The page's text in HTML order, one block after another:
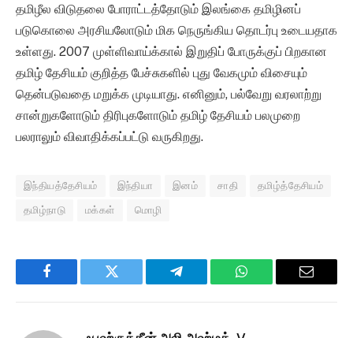
தமிழீல விடுதலை போராட்டத்தோடும் இலங்கை தமிழினப்
படுகொலை அரசியலோடும் மிக நெருங்கிய தொடர்பு உடையதாக
உள்ளது. 2007 முள்ளிவாய்க்கால் இறுதிப் போருக்குப் பிறகான
தமிழ் தேசியம் குறித்த பேச்சுகளில் புது வேகமும் விசையும்
தென்படுவதை மறுக்க முடியாது. எனினும், பல்வேறு வரலாற்று
சான்றுகளோடும் திரிபுகளோடும் தமிழ் தேசியம் பலமுறை
பலராலும் விவாதிக்கப்பட்டு வருகிறது.
இந்தியத்தேசியம் இந்தியா இனம் சாதி தமிழ்த்தேசியம்
தமிழ்நாடு மக்கள் மொழி
Facebook Twitter Telegram WhatsApp Email